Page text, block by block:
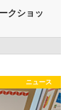
クショッ
ニュース